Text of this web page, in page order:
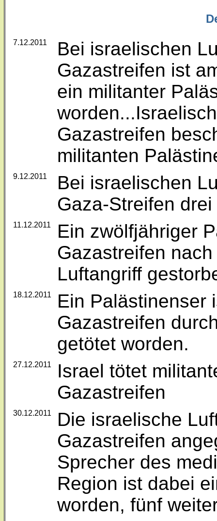
7.12.2011
Bei israelischen
Gazastreifen ist
ein militanter
Gazastreifen
militanten
9.12.2011
Bei israelischen
Gaza-Streifen drei
11.12.2011
Ein zwölfjähriger
Gazastreifen
Luftangriff
18.12.2011
Ein Palästinenser
Gazastreifen
getötet worden.
27.12.2011
Israel tötet
Gazastreifen‎
30.12.2011
Die israelische
Gazastreifen
Sprecher des
Region ist dabei
worden, fünf